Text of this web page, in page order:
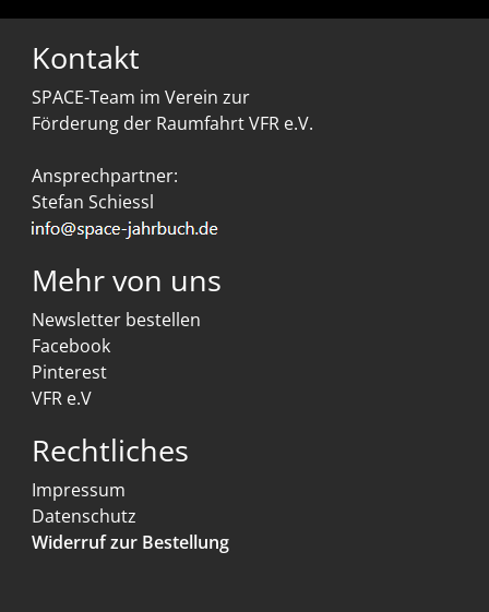
Kontakt
SPACE-Team im Verein zur
Förderung der Raumfahrt VFR e.V.
Ansprechpartner:
Stefan Schiessl
Mehr von uns
Newsletter bestellen
Facebook
Pinterest
VFR e.V
Rechtliches
Impressum
Datenschutz
Widerruf zur Bestellung